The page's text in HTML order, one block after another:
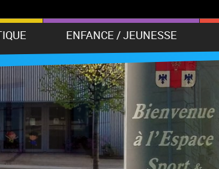
ENFANCE / JEUNESSE